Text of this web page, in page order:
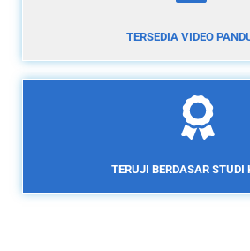
TERSEDIA VIDEO
TERUJI BERDASAR STUDI